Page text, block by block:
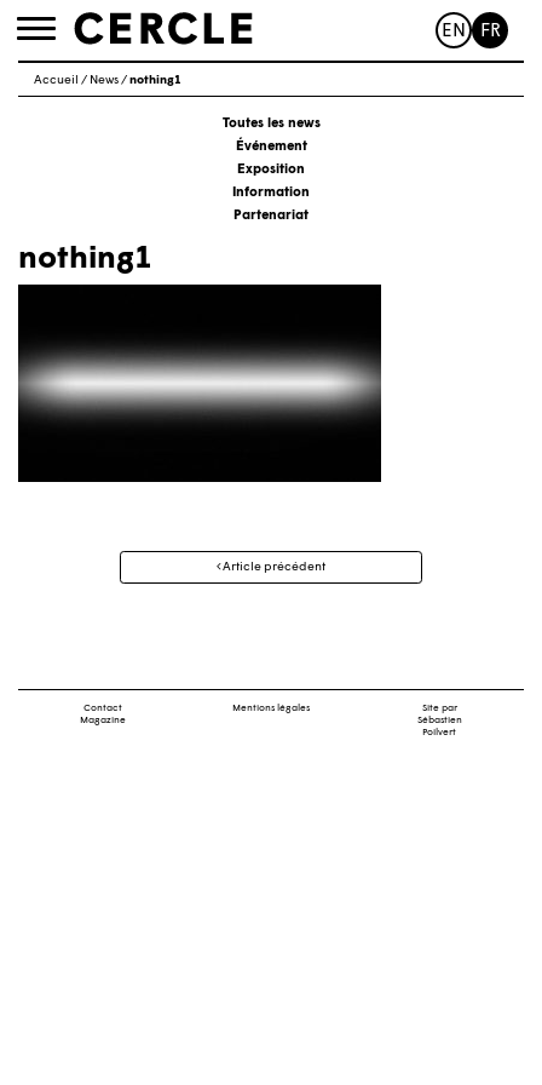
Toggle
EN FR
Accueil / News/nothing1
Toutes les news
Événement
Exposition
Information
Partenariat
nothing1
Navigation
Article précédent
Contact
Magazine
Mentions légales
Site par
Sébastien
Poilvert